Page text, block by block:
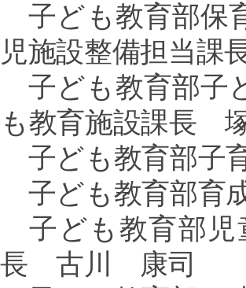
子ども教育部保
児施設整備担当
子ども教育部子
も教育施設課長
子ども教育部子
子ども教育部育
子ども教育部児
長 古川 康司